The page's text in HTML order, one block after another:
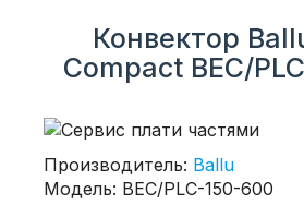
Конвектор
Compact BEC/
Производитель: Ballu
Модель: BEC/PLC-150-600